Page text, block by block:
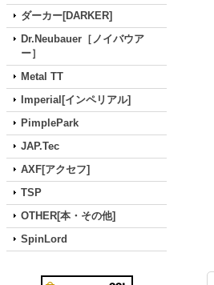
ダーカー[DARKER]
Dr.Neubauer［ノイバウア
ー］
Metal TT
Imperial[インペリアル]
PimplePark
JAP.Tec
AXF[アクセフ]
TSP
OTHER[本・その他]
SpinLord